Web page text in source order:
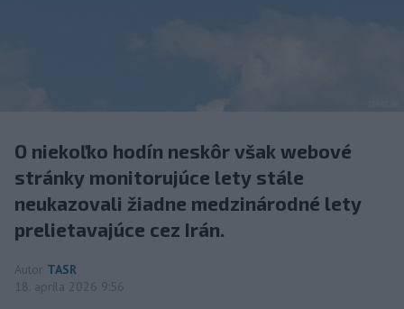
O niekoľko hodín neskôr však webové
stránky monitorujúce lety stále
neukazovali žiadne medzinárodné lety
prelietavajúce cez Irán.
Autor TASR
18. apríla 2026 9:56